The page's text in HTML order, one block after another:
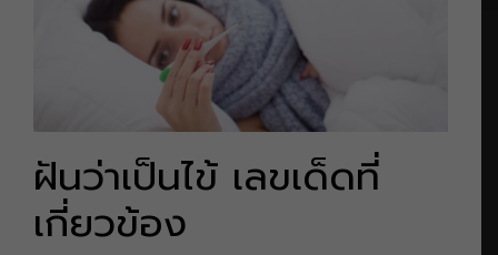
ฝันว่าเป็นไข้ เลขเด็ดที่
เกี่ยวข้อง